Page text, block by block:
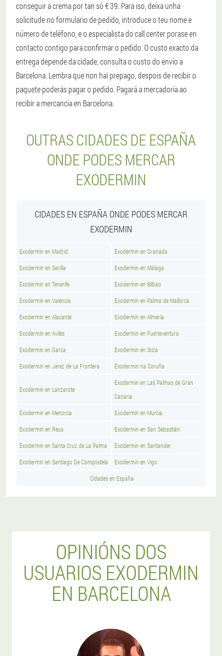
conseguir a crema por tan só € 39. Para iso, deixa unha
solicitude no formulario de pedido, introduce o teu nome e
número de teléfono, e o especialista do call center porase en
contacto contigo para confirmar o pedido. O custo exacto da
entrega depende da cidade, consulta o custo do envío a
Barcelona. Lembra que non hai prepago, despois de recibir o
paquete poderás pagar o pedido. Pagará a mercadoría ao
recibir a mercancía en Barcelona.
OUTRAS CIDADES DE ESPAÑA
ONDE PODES MERCAR
EXODERMIN
CIDADES EN ESPAÑA ONDE PODES MERCAR
EXODERMIN
Exodermin en Madrid Exodermin en Granada
Exodermin en Sevilla Exodermin en Málaga
Exodermin en Tenerife Exodermin en Bilbao
Exodermin en Valencia Exodermin en Palma de Mallorca
Exodermin en Alacante Exodermin en Almería
Exodermin en Avilés Exodermin en Fuerteventura
Exodermin en Garza Exodermin en Ibiza
Exodermin en Jerez de La Frontera Exodermin na Coruña
Exodermin en Lanzarote
Exodermin en Las Palmas de Gran
Canaria
Exodermin en Menorca Exodermin en Murcia
Exodermin en Reus Exodermin en San Sebastián
Exodermin en Santa Cruz de La Palma Exodermin en Santander
Exodermin en Santiago De Compostela Exodermin en Vigo
Cidades en España
OPINIÓNS DOS
USUARIOS EXODERMIN
EN BARCELONA